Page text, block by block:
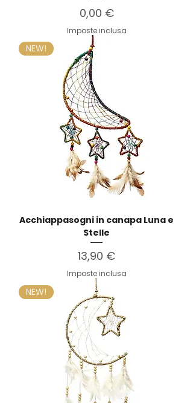
Prezzo
0,00 €
Imposte inclusa
NEW!
Acchiappasogni in canapa Luna e
Stelle
Prezzo
13,90 €
Imposte inclusa
NEW!